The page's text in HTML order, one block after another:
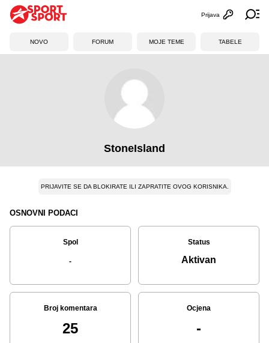
Otvori
Prijava
NOVO FORUM MOJE TEME TABELE
StoneIsland
PRIJAVITE SE DA BLOKIRATE ILI ZAPRATITE OVOG KORISNIKA.
OSNOVNI PODACI
Spol
-
Status
Aktivan
Broj komentara
25
Ocjena
-